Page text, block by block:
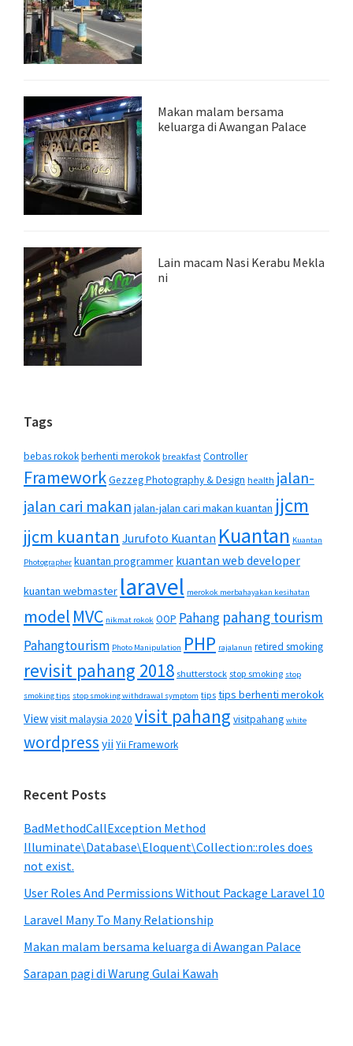
Makan malam bersama
keluarga di Awangan Palace
Lain macam Nasi Kerabu Mekla
ni
Tags
bebas rokokberhenti merokok breakfast Controller
FrameworkGezzeg Photography & Design health jalan-
jalan cari makan jalan-jalan cari makan kuantan jjcm
jjcm kuantan Jurufoto Kuantan Kuantan Kuantan
Photographer kuantan programmer kuantan web developer
kuantan webmaster laravel merokok merbahayakan kesihatan
model MVC nikmat rokok OOP Pahang pahang tourism
Pahangtourism Photo Manipulation PHP rajalanun retired smoking
revisit pahang 2018 shutterstock stop smoking stop
smoking tips stop smoking withdrawal symptom tips tips berhenti merokok
Viewvisit malaysia 2020 visit pahang visitpahang white
wordpress yii Yii Framework
Recent Posts
BadMethodCallException Method
Illuminate\Database\Eloquent\Collection::roles does
not exist.
User Roles And Permissions Without Package Laravel 10
Laravel Many To Many Relationship
Makan malam bersama keluarga di Awangan Palace
Sarapan pagi di Warung Gulai Kawah